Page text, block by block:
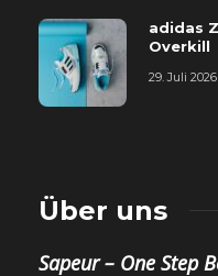
adidas
Overkill
29. Juli 2026
Über uns
Sapeur – One Step